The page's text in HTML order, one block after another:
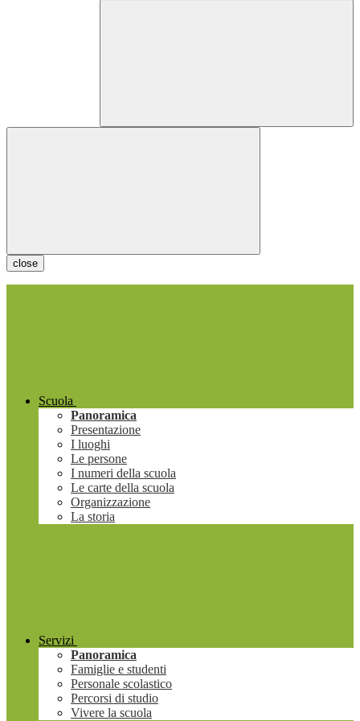
close
Scuola
Panoramica
Presentazione
I luoghi
Le persone
I numeri della scuola
Le carte della scuola
Organizzazione
La storia
Servizi
Panoramica
Famiglie e studenti
Personale scolastico
Percorsi di studio
Vivere la scuola